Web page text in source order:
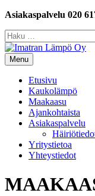
Siirry
Asiakaspalvelu 020
Haku:
Menu
Etusivu
Kaukolämpö
Maakaasu
Ajankohtaista
Asiakaspalvelu
Yritystietoa
Yhteystiedot